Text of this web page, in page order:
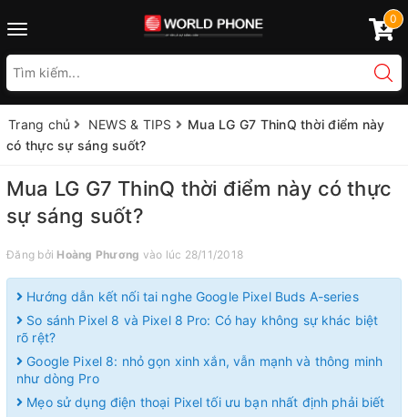
Toggle
0
Trang chủ NEWS & TIPS
Mua LG G7 ThinQ thời điểm này
có thực sự sáng suốt?
Mua LG G7 ThinQ thời điểm này có thực
sự sáng suốt?
Đăng bởi Hoàng Phương vào lúc 28/11/2018
Hướng dẫn kết nối tai nghe Google Pixel Buds A-series
So sánh Pixel 8 và Pixel 8 Pro: Có hay không sự khác biệt
rõ rệt?
Google Pixel 8: nhỏ gọn xinh xắn, vẫn mạnh và thông minh
như dòng Pro
Mẹo sử dụng điện thoại Pixel tối ưu bạn nhất định phải biết